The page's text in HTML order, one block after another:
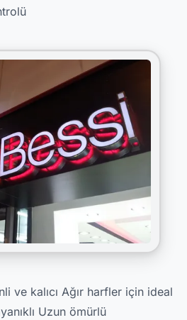
ve kalıcı Ağır harfler için ideal
Uzun ömürlü